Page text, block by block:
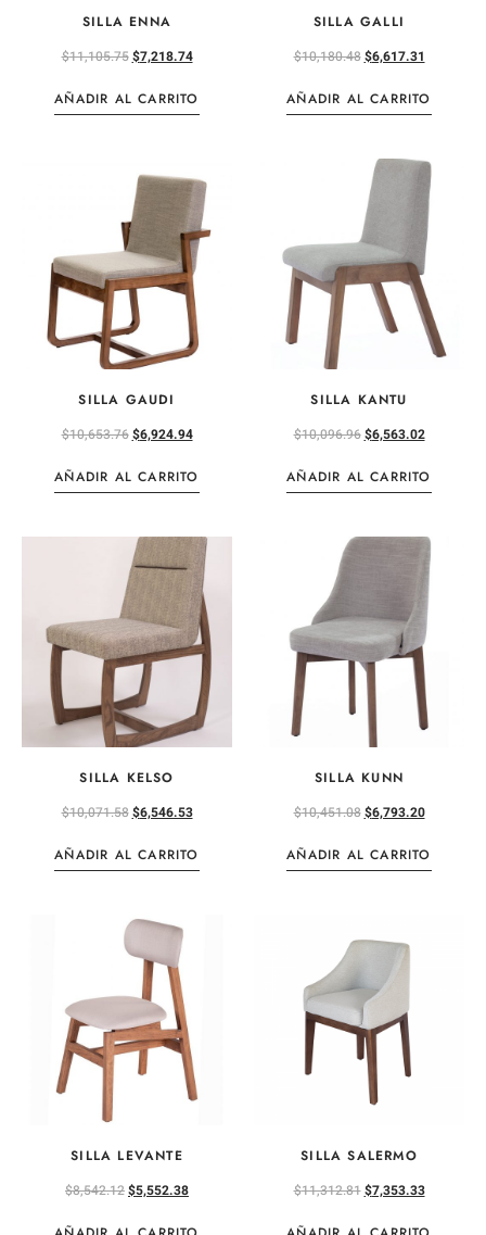
SILLA ENNA
$11,105.75$7,218.74
AÑADIR AL CARRITO
SILLA GALLI
$10,180.48$6,617.31
AÑADIR AL CARRITO
SILLA GAUDI
$10,653.76$6,924.94
AÑADIR AL CARRITO
SILLA KANTU
$10,096.96$6,563.02
AÑADIR AL CARRITO
SILLA KELSO
$10,071.58$6,546.53
AÑADIR AL CARRITO
SILLA KUNN
$10,451.08$6,793.20
AÑADIR AL CARRITO
SILLA LEVANTE
$8,542.12$5,552.38
SILLA SALERMO
$11,312.81$7,353.33